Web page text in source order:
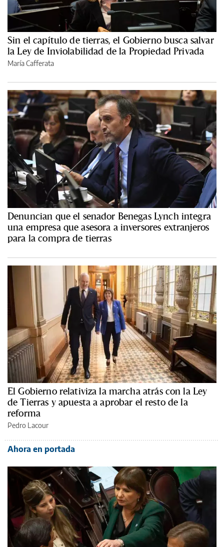
Sin el capítulo de tierras, el Gobierno busca salvar
la Ley de Inviolabilidad de la Propiedad Privada
María Cafferata
Denuncian que el senador Benegas Lynch integra
una empresa que asesora a inversores extranjeros
para la compra de tierras
El Gobierno relativiza la marcha atrás con la Ley
de Tierras y apuesta a aprobar el resto de la
reforma
Pedro Lacour
Ahora en portada